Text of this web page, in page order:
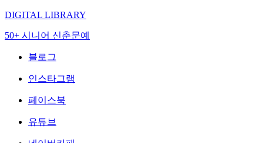
DIGITAL LIBRARY
50+ 시니어 신춘문예
블로그
인스타그램
페이스북
유튜브